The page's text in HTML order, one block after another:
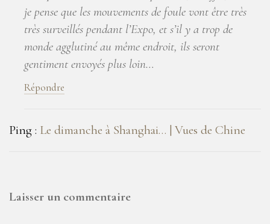
je pense que les mouvements de foule vont être très
très surveillés pendant l’Expo, et s’il y a trop de
monde agglutiné au même endroit, ils seront
gentiment envoyés plus loin…
Répondre
Ping : Le dimanche à Shanghai… | Vues de Chine
Laisser un commentaire